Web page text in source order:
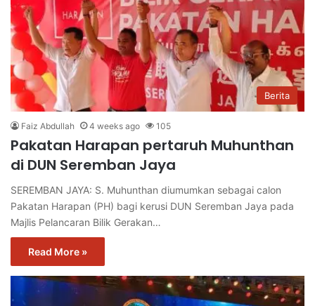
Berita
Faiz Abdullah 4 weeks ago 105
Pakatan Harapan pertaruh Muhunthan
di DUN Seremban Jaya
SEREMBAN JAYA: S. Muhunthan diumumkan sebagai calon
Pakatan Harapan (PH) bagi kerusi DUN Seremban Jaya pada
Majlis Pelancaran Bilik Gerakan…
Read More »